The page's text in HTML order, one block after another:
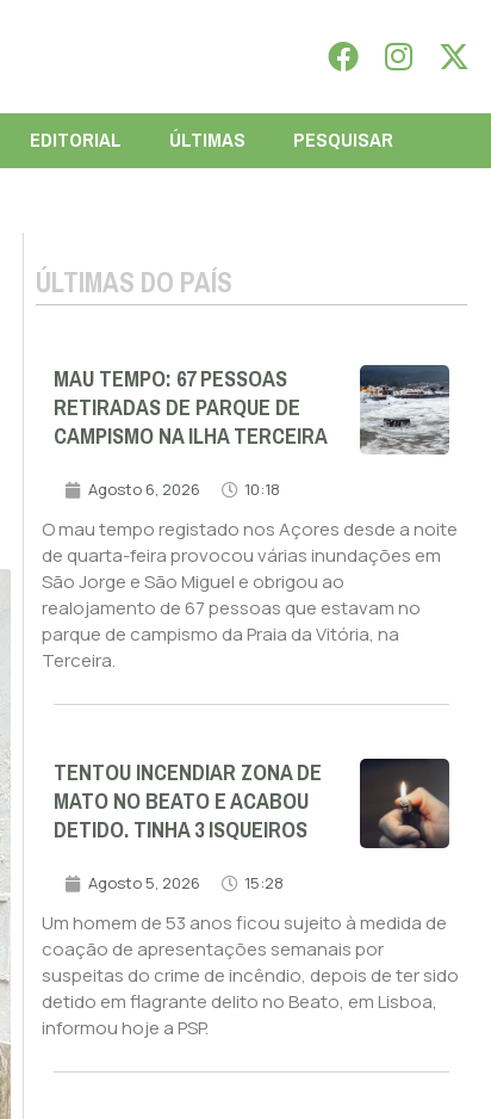
EDITORIAL ÚLTIMAS PESQUISAR
ÚLTIMAS DO PAÍS
MAU TEMPO: 67 PESSOAS
RETIRADAS DE PARQUE DE
CAMPISMO NA ILHA TERCEIRA
Agosto 6, 2026 10:18
O mau tempo registado nos Açores desde a noite
de quarta-feira provocou várias inundações em
São Jorge e São Miguel e obrigou ao
realojamento de 67 pessoas que estavam no
parque de campismo da Praia da Vitória, na
Terceira.
TENTOU INCENDIAR ZONA DE
MATO NO BEATO E ACABOU
DETIDO. TINHA 3 ISQUEIROS
Agosto 5, 2026 15:28
Um homem de 53 anos ficou sujeito à medida de
coação de apresentações semanais por
suspeitas do crime de incêndio, depois de ter sido
detido em flagrante delito no Beato, em Lisboa,
informou hoje a PSP.